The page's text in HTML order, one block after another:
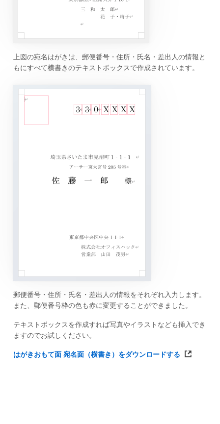
上図の宛名はがきは、郵便番号・住所・氏名・差出人の情報と
もにすべて横書きのテキストボックスで作成されています。
郵便番号・住所・氏名・差出人の情報をそれぞれ入力します。
また、郵便番号枠の色も赤に変更することができました。
テキストボックスを作成すれば写真やイラストなども挿入でき
ますのでお試しください。
はがきおもて面 宛名面（横書き）をダウンロードする